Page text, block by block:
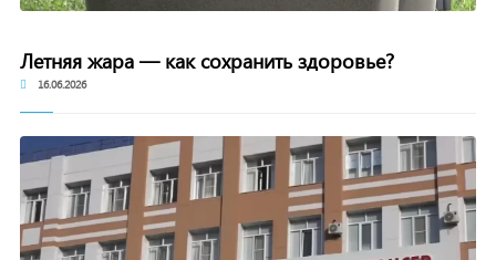
Летняя жара — как сохранить здоровье?
16.06.2026